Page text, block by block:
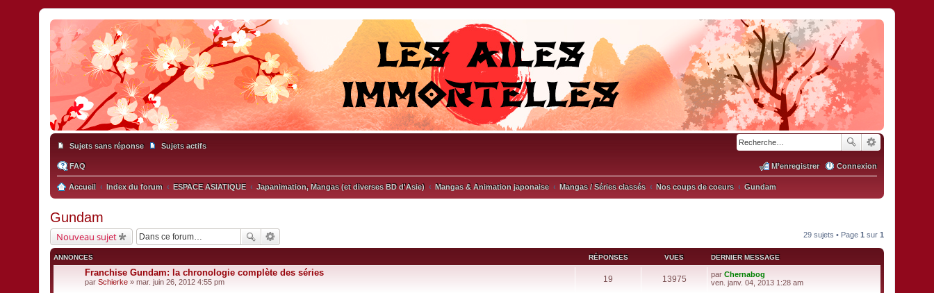
Sujets sans réponse Sujets actifs
FAQ Connexion
M’enregistrer
Accueil Index du forum ESPACE ASIATIQUE Japanimation, Mangas (et diverses BD d'Asie) Mangas & Animation japonaise Mangas / Séries classés Nos coups de coeurs Gundam
Gundam
Nouveau sujet 29 sujets • Page 1 sur 1
ANNONCES RÉPONSES VUES DERNIER MESSAGE
Franchise Gundam: la chronologie complète des séries
par Schierke » mar. juin 26, 2012 4:55 pm 19 13975 par Chernabog
V
ven. janv. 04, 2013 1:28 am